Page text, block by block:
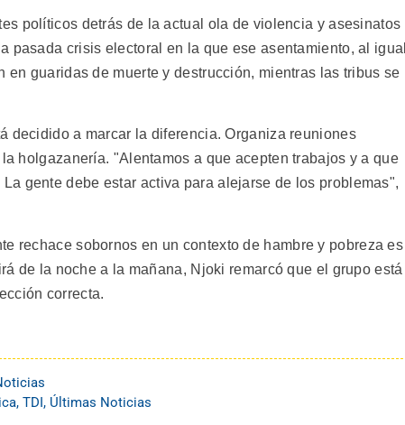
políticos detrás de la actual ola de violencia y asesinatos
pasada crisis electoral en la que ese asentamiento, al igual
en guaridas de muerte y destrucción, mientras las tribus se
decidido a marcar la diferencia. Organiza reuniones
holgazanería. "Alentamos a que acepten trabajos y a que
gente debe estar activa para alejarse de los problemas",
rechace sobornos en un contexto de hambre y pobreza es
de la noche a la mañana, Njoki remarcó que el grupo está
correcta.
, TDI, Últimas Noticias